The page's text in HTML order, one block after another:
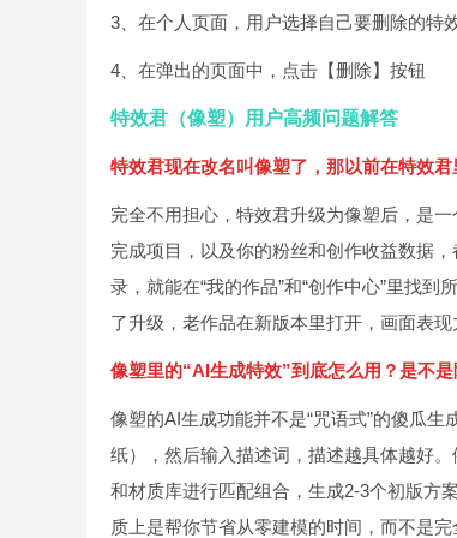
3、在个人页面，用户选择自己要删除的特
4、在弹出的页面中，点击【删除】按钮
特效君（像塑）用户高频问题解答
特效君现在改名叫像塑了，那以前在特效
完全不用担心，特效君升级为像塑后，是
完成项目，以及你的粉丝和创作收益数据
录，就能在“我的作品”和“创作中心”里找
了升级，老作品在新版本里打开，画面表现
像塑里的“AI生成特效”到底怎么用？是不
像塑的AI生成功能并不是“咒语式”的傻瓜
纸），然后输入描述词，描述越具体越好
和材质库进行匹配组合，生成2-3个初版方
质上是帮你节省从零建模的时间，而不是